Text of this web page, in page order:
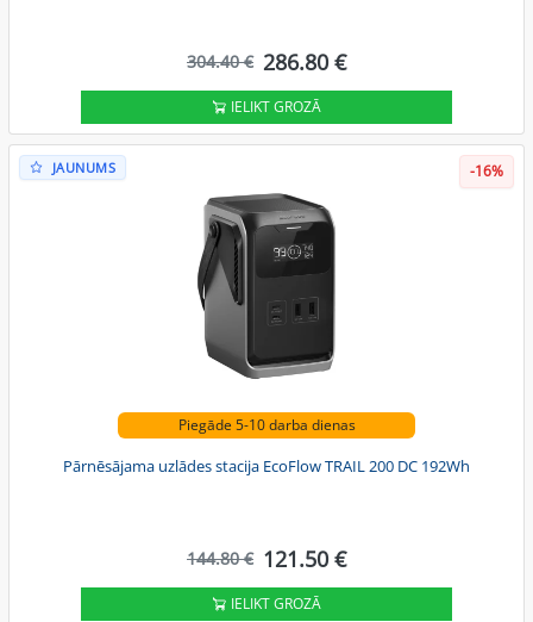
304.40 € 286.80 €
IELIKT GROZĀ
JAUNUMS -16%
Piegāde 5-10 darba dienas
Pārnēsājama uzlādes stacija EcoFlow TRAIL 200 DC 192Wh
144.80 € 121.50 €
IELIKT GROZĀ